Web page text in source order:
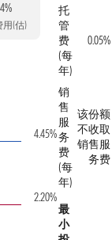
(估)
4.45%
2.20%
托
管
费
(每
年)
0.05%
销
售
服
务
费
(每
年)
该份额
不收取
销售服
务费
最
小